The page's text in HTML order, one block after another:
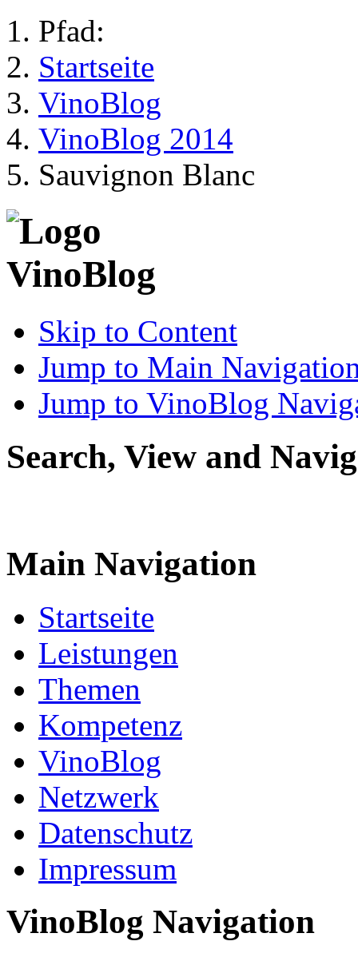
Pfad:
Startseite
VinoBlog
VinoBlog 2014
Sauvignon Blanc
Skip to Content
Jump to Main
Jump to VinoBlog
Search, View and
Main Navigation
Startseite
Leistungen
Themen
Kompetenz
VinoBlog
Netzwerk
Datenschutz
Impressum
VinoBlog Navigation